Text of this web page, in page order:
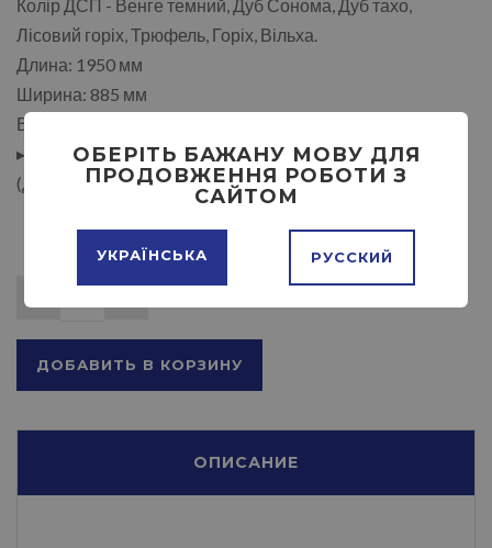
Колір ДСП - Венге темний, Дуб Сонома, Дуб тахо,
Лісовий горіх, Трюфель, Горіх, Вільха.
Длина: 1950 мм
Ширина: 885 мм
Высота: 1670 мм
▸Размер спального места: 1900 х 700.
(Длина х Ширина, мм.)
ДОБАВИТЬ В КОРЗИНУ
ОПИСАНИЕ
ОБЕРІТЬ БАЖАНУ МОВУ ДЛЯ
ПРОДОВЖЕННЯ РОБОТИ З
САЙТОМ
УКРАЇНСЬКА РУССКИЙ